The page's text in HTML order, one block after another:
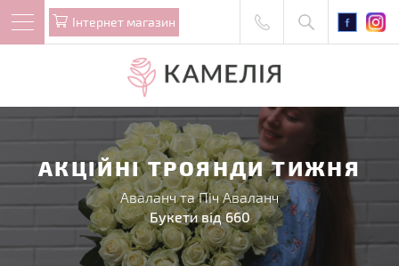
Iнтернет магазин
АКЦІЙНІ ТРОЯНДИ ТИЖНЯ
Аваланч та Піч Аваланч
Букети від 660